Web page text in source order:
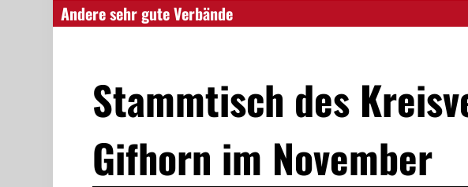
Andere sehr gute Verbände
Stammtisch des
Gifhorn im November